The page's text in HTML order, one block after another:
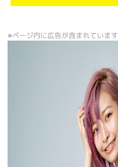
※ページ内に広告が含まれています